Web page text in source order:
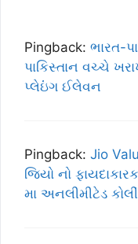
Pingback: ભારત-
પાકિસ્તાન વચ્ચે
પ્લેઇંંગ ઈલેવન
Pingback: Jio
જિયો નો
મા અનલીમીટેડ